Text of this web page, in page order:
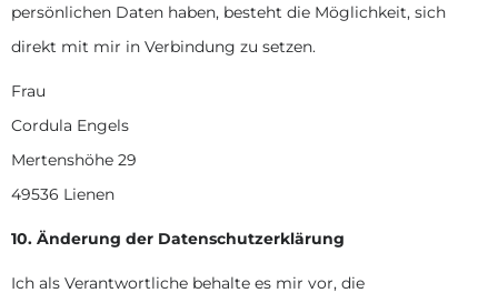
persönlichen Daten haben, besteht die Möglichkeit, sich
direkt mit mir in Verbindung zu setzen.
Frau
Cordula Engels
Mertenshöhe 29
49536 Lienen
10. Änderung der Datenschutzerklärung
Ich als Verantwortliche behalte es mir vor, die